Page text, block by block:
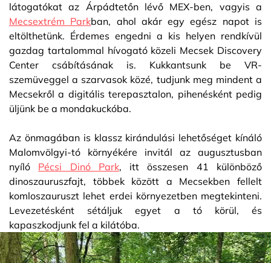
látogatókat az Árpádtetőn lévő MEX-ben, vagyis a
Mecsextrém Parkban, ahol akár egy egész napot is
eltölthetünk. Érdemes engedni a kis helyen rendkívül
gazdag tartalommal hívogató közeli Mecsek Discovery
Center csábításának is. Kukkantsunk be VR-
szemüveggel a szarvasok közé, tudjunk meg mindent a
Mecsekről a digitális terepasztalon, pihenésként pedig
üljünk be a mondakuckóba.
Az önmagában is klassz kirándulási lehetőséget kínáló
Malomvölgyi-tó környékére invitál az augusztusban
nyíló Pécsi Dinó Park, itt összesen 41 különböző
dinoszauruszfajt, többek között a Mecsekben fellelt
komloszauruszt lehet erdei környezetben megtekinteni.
Levezetésként sétáljuk egyet a tó körül, és
kapaszkodjunk fel a kilátóba.